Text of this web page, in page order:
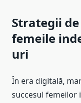
Strategii
femeile
uri
În era digitală,
succesul femeilor